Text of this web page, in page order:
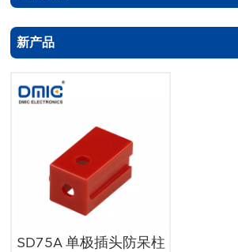
新产品
SD75A 单极插头防呆柱